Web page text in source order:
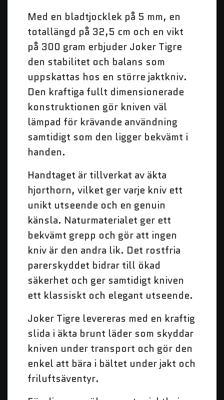
Med en bladtjocklek på 5 mm, en
totallängd på 32,5 cm och en vikt
på 300 gram erbjuder Joker Tigre
den stabilitet och balans som
uppskattas hos en större jaktkniv.
Den kraftiga fullt dimensionerade
konstruktionen gör kniven väl
lämpad för krävande användning
samtidigt som den ligger bekvämt i
handen.
Handtaget är tillverkat av äkta
hjorthorn, vilket ger varje kniv ett
unikt utseende och en genuin
känsla. Naturmaterialet ger ett
bekvämt grepp och gör att ingen
kniv är den andra lik. Det rostfria
parerskyddet bidrar till ökad
säkerhet och ger samtidigt kniven
ett klassiskt och elegant utseende.
Joker Tigre levereras med en kraftig
slida i äkta brunt läder som skyddar
kniven under transport och gör den
enkel att bära i bältet under jakt och
friluftsäventyr.